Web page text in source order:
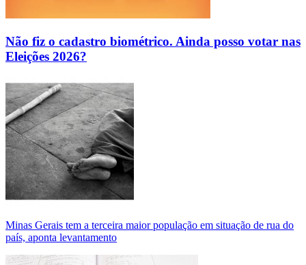
Não fiz o cadastro biométrico. Ainda posso votar nas
Eleições 2026?
Minas Gerais tem a terceira maior população em situação de rua do
país, aponta levantamento